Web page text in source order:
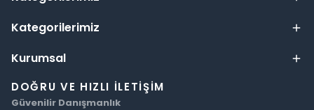
Kategorilerimiz
Kurumsal
DOĞRU VE HIZLI İLETIŞIM
Güvenilir Danışmanlık